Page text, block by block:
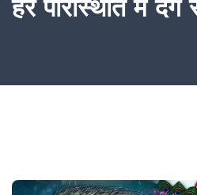
हर परिस्थिति में देंगे